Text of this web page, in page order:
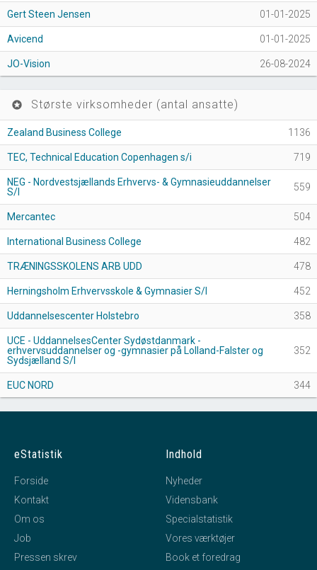
Gert Steen Jensen 01-01-2025
Avicend 01-01-2025
JO-Vision 26-08-2024
stars Største virksomheder (antal ansatte)
Zealand Business College 1136
TEC, Technical Education Copenhagen s/i 719
NEG - Nordvestsjællands Erhvervs- & Gymnasieuddannelser
S/I
559
Mercantec 504
International Business College 482
TRÆNINGSSKOLENS ARB UDD 478
Herningsholm Erhvervsskole & Gymnasier S/I 452
Uddannelsescenter Holstebro 358
UCE - UddannelsesCenter Sydøstdanmark -
erhvervsuddannelser og -gymnasier på Lolland-Falster og
Sydsjælland S/I
352
EUC NORD 344
eStatistik
Forside
Kontakt
Om os
Job
Pressen skrev
Indhold
Nyheder
Vidensbank
Specialstatistik
Vores værktøjer
Book et foredrag